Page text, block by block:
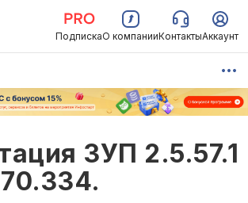
ПодпискаО компанииКонтактыАккаунт
ЗУП 2.5.57.1